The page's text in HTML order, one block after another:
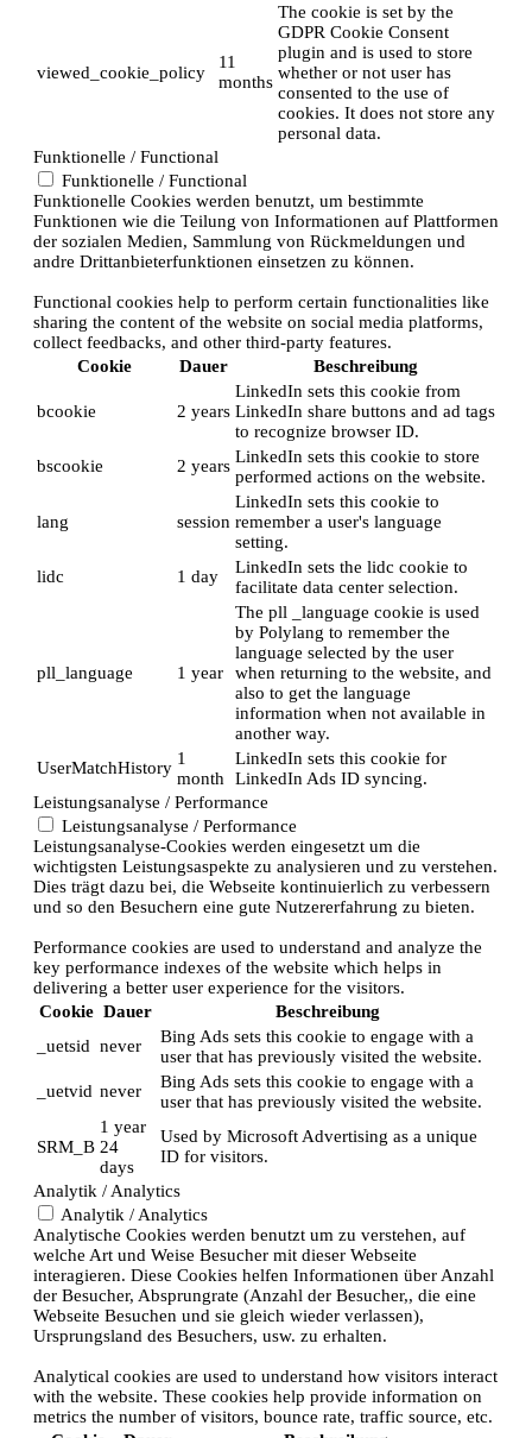
viewed_cookie_policy
11
months
The cookie is set by the
GDPR Cookie Consent
plugin and is used to store
whether or not user has
consented to the use of
cookies. It does not store any
personal data.
Funktionelle / Functional
Funktionelle / Functional
Funktionelle Cookies werden benutzt, um bestimmte
Funktionen wie die Teilung von Informationen auf Plattformen
der sozialen Medien, Sammlung von Rückmeldungen und
andre Drittanbieterfunktionen einsetzen zu können.
Functional cookies help to perform certain functionalities like
sharing the content of the website on social media platforms,
collect feedbacks, and other third-party features.
Cookie
Dauer Beschreibung
bcookie 2 years
LinkedIn sets this cookie from
LinkedIn share buttons and ad tags
to recognize browser ID.
bscookie
2 years LinkedIn sets this cookie to store
performed actions on the website.
lang session
LinkedIn sets this cookie to
remember a user's language
setting.
lidc
1 day
LinkedIn sets the lidc cookie to
facilitate data center selection.
pll_language 1 year
The pll _language cookie is used
by Polylang to remember the
language selected by the user
when returning to the website, and
also to get the language
information when not available in
another way.
UserMatchHistory 1
month
LinkedIn sets this cookie for
LinkedIn Ads ID syncing.
Leistungsanalyse / Performance
Leistungsanalyse / Performance
Leistungsanalyse-Cookies werden eingesetzt um die
wichtigsten Leistungsaspekte zu analysieren und zu verstehen.
Dies trägt dazu bei, die Webseite kontinuierlich zu verbessern
und so den Besuchern eine gute Nutzererfahrung zu bieten.
Performance cookies are used to understand and analyze the
key performance indexes of the website which helps in
delivering a better user experience for the visitors.
Cookie Dauer
Beschreibung
_uetsid never
Bing Ads sets this cookie to engage with a
user that has previously visited the website.
_uetvid never
Bing Ads sets this cookie to engage with a
user that has previously visited the website.
SRM_B
1 year
24
days
Used by Microsoft Advertising as a unique
ID for visitors.
Analytik / Analytics
Analytik / Analytics
Analytische Cookies werden benutzt um zu verstehen, auf
welche Art und Weise Besucher mit dieser Webseite
interagieren. Diese Cookies helfen Informationen über Anzahl
der Besucher, Absprungrate (Anzahl der Besucher,, die eine
Webseite Besuchen und sie gleich wieder verlassen),
Ursprungsland des Besuchers, usw. zu erhalten.
Analytical cookies are used to understand how visitors interact
with the website. These cookies help provide information on
metrics the number of visitors, bounce rate, traffic source, etc.